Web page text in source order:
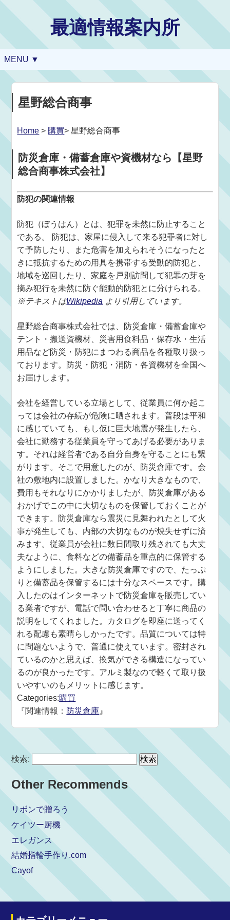
最適情報案内所
MENU ▼
星野総合商事
Home > 購買> 星野総合商事
防災倉庫・備蓄倉庫や資機材なら【星野
総合商事株式会社】
防犯の関連情報
防犯（ぼうはん）とは、犯罪を未然に防止すること
である。 防犯は、家屋に侵入して来る犯罪者に対し
て予防したり、また危害を加えられそうになったと
きに抵抗するための用具を携帯する受動的防犯と、
地域を巡回したり、家庭を戸別訪問して犯罪の芽を
摘み犯行を未然に防ぐ能動的防犯とに分けられる。
※テキストはWikipedia より引用しています。
星野総合商事株式会社では、防災倉庫・備蓄倉庫や
テント・搬送資機材、災害用食料品・保存水・生活
用品など防災・防犯にまつわる商品を各種取り扱っ
ております。防災・防犯・消防・各資機材を全国へ
お届けします。
会社を経営している立場として、従業員に何か起こ
っては会社の存続が危険に晒されます。普段は平和
に感じていても、もし仮に巨大地震が発生したら、
会社に勤務する従業員を守ってあげる必要がありま
す。それは経営者である自分自身を守ることにも繋
がります。そこで用意したのが、防災倉庫です。会
社の敷地内に設置しました。かなり大きなもので、
費用もそれなりにかかりましたが、防災倉庫がある
おかげでこの中に大切なものを保管しておくことが
できます。防災倉庫なら震災に見舞われたとして火
事が発生しても、内部の大切なものが焼失せずに済
みます。従業員が会社に数日間取り残されても大丈
夫なように、食料などの備蓄品を重点的に保管する
ようにしました。大きな防災倉庫ですので、たっぷ
りと備蓄品を保管するには十分なスペースです。購
入したのはインターネットで防災倉庫を販売してい
る業者ですが、電話で問い合わせると丁寧に商品の
説明をしてくれました。カタログを即座に送ってく
れる配慮も素晴らしかったです。品質については特
に問題ないようで、普通に使えています。密封され
ているのかと思えば、換気ができる構造になってい
るのが良かったです。アルミ製なので軽くて取り扱
いやすいのもメリットに感じます。
Categories:購買
『関連情報： 防災倉庫 』
検索:
Other Recommends
リボンで贈ろう
ケイツー厨機
エレガンス
結婚指輪手作り.com
Cayof